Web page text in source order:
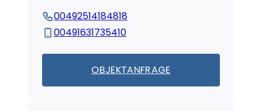
00492514184818
00491631735410
OBJEKTANFRAGE